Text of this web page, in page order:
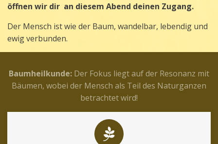
öffnen wir dir an diesem Abend deinen Zugang.
Der Mensch ist wie der Baum, wandelbar, lebendig und
ewig verbunden.
Baumheilkunde: Der Fokus liegt auf der Resonanz mit
Bäumen, wobei der Mensch als Teil des Naturganzen
betrachtet wird!